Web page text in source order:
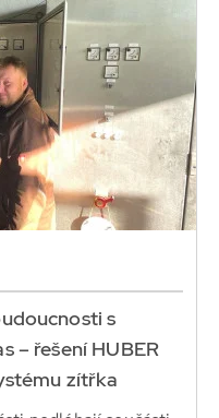
s
– řešení HUBER
zítřka